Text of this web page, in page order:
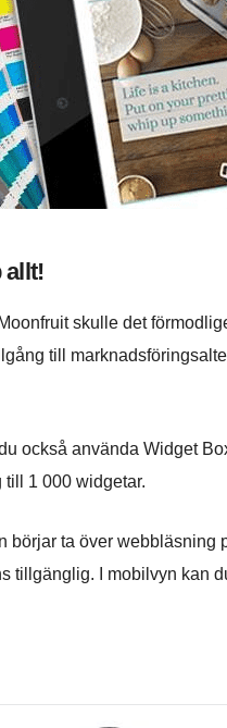
allt!
skulle det
till
också använda Widget
1 000 widgetar.
ta över webbläsning
tillgänglig. I mobilvyn kan